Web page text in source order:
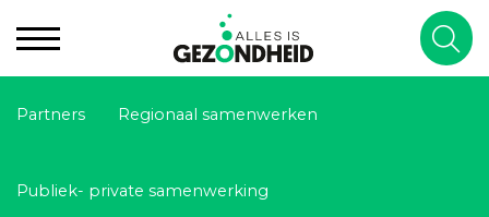
Partners Regionaal samenwerken
Publiek- private samenwerking